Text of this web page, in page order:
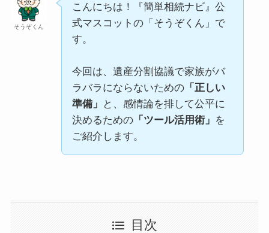
そうぞくん
こんにちは！『簡単相続ナビ』公
式マスコットの「そうぞくん」で
す。
今回は、遺産分割協議で家族がバ
ラバラにならないための「正しい
準備」
と、感情論を排して公平に
決めるための「ツール活用術」 を
ご紹介します。
目次